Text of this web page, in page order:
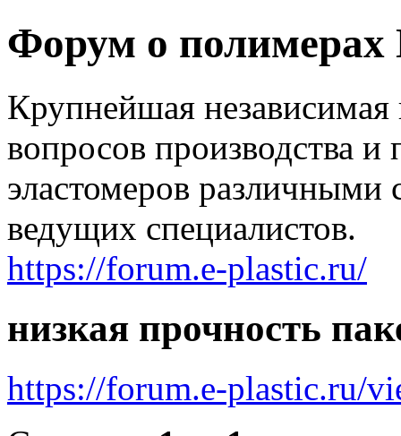
Форум о полимерах
Крупнейшая
вопросов производства и
эластомеров
ведущих специалистов.
https://forum.e-plastic.ru/
низкая прочность
https://forum.e-plastic.ru/